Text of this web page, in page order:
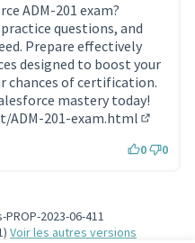
ADM-201 exam?
questions, and
Prepare effectively
designed to boost your
chances of certification.
mastery today!
ADM-201-exam.html
0 0
2023-06-411
voir les autres versions